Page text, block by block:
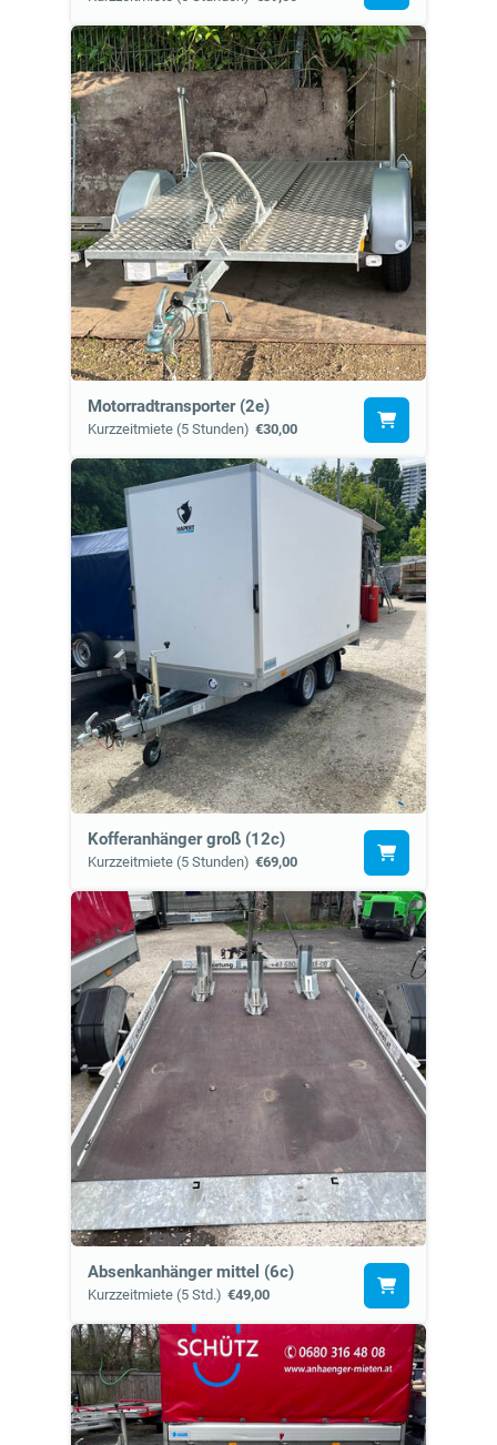
Motorradtransporter (2e)
Kurzzeitmiete (5 Stunden) €30,00
Kofferanhänger groß (12c)
Kurzzeitmiete (5 Stunden) €69,00
Absenkanhänger mittel (6c)
Kurzzeitmiete (5 Std.) €49,00